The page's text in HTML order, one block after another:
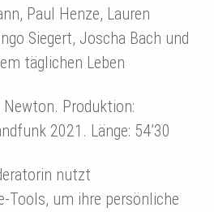
Paul Henze, Lauren
Siegert, Joscha Bach und
täglichen Leben
Newton. Produktion:
2021. Länge: 54’30
nutzt
Tools, um ihre persönliche